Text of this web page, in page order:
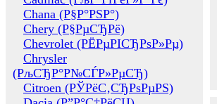
Chana (Р§Р°РЅР°)
Chery (Р§РµСЂРё)
Chevrolet (РЁРµРІСЂРѕР»Рµ)
Chrysler
(РљСЂР°Р№СЃР»РµСЂ)
Citroen (РЎРёС‚СЂРѕРµРЅ)